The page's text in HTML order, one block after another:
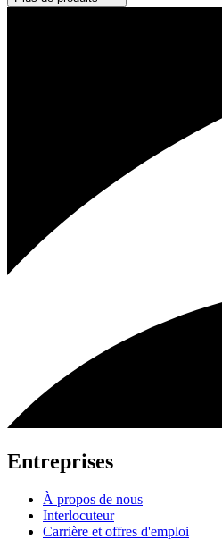
Entreprises
À propos de nous
Interlocuteur
Carrière et offres d'emploi